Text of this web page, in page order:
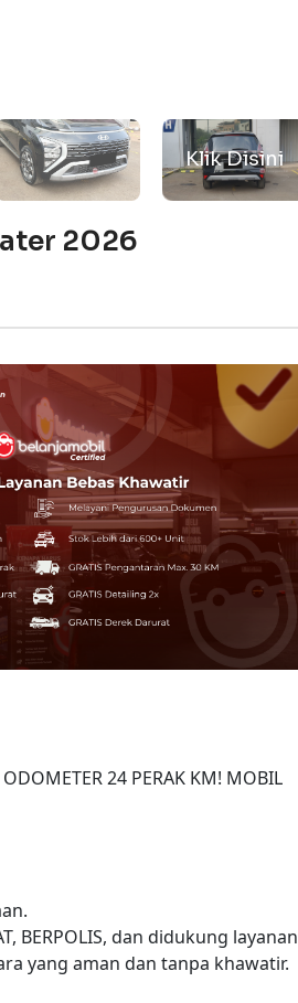
2026
24 PERAK KM! MOBIL
BERPOLIS, dan didukung layanan
yang aman dan tanpa khawatir.